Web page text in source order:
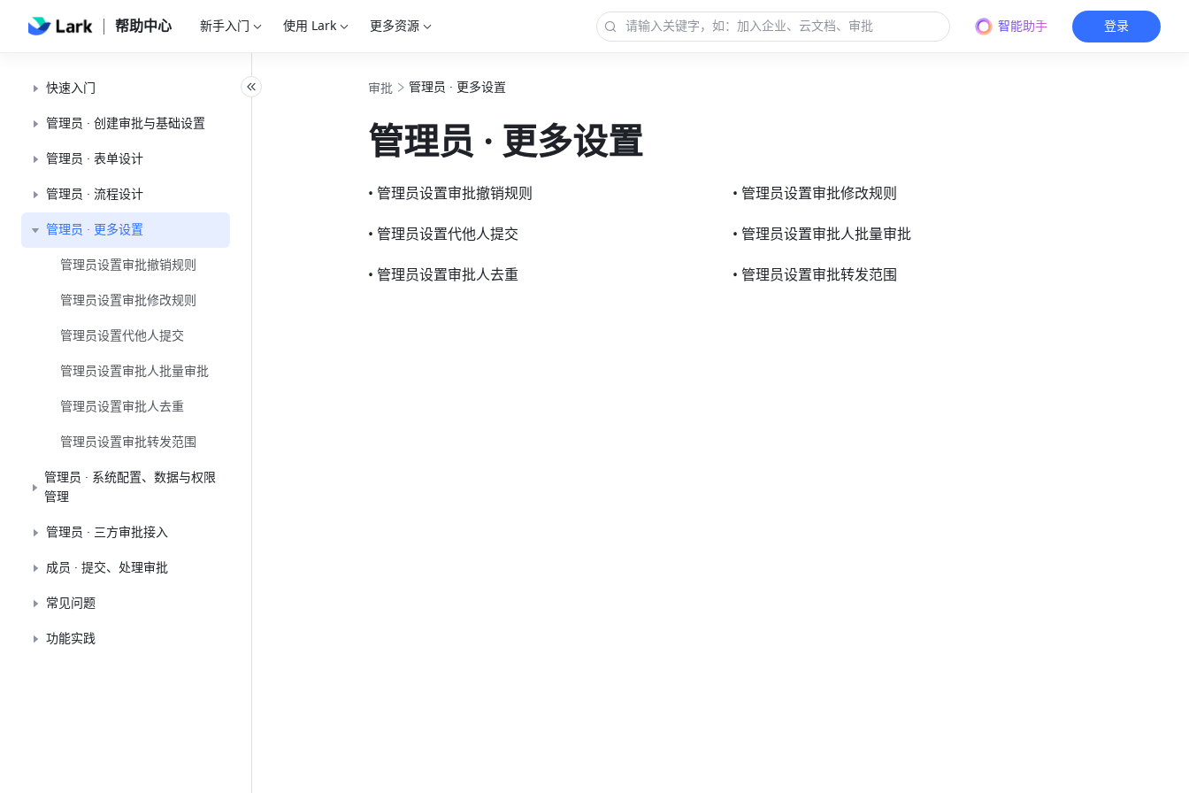
帮助中心 新手入门 使用 Lark 更多资源 智能助手 登录
快速入门
管理员 · 创建审批与基础设置
管理员 · 表单设计
管理员 · 流程设计
管理员 · 更多设置
管理员设置审批撤销规则
管理员设置审批修改规则
管理员设置代他人提交
管理员设置审批人批量审批
管理员设置审批人去重
管理员设置审批转发范围
管理员 · 系统配置、数据与权限
管理
管理员 · 三方审批接入
成员 · 提交、处理审批
常见问题
功能实践
审批 管理员 · 更多设置
管理员 · 更多设置
• 管理员设置审批撤销规则
• 管理员设置审批修改规则
• 管理员设置代他人提交
• 管理员设置审批人批量审批
• 管理员设置审批人去重
• 管理员设置审批转发范围